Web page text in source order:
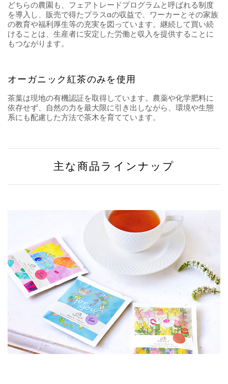
どちらの農園も、フェアトレードプログラムと呼ばれる制度
を導入し、販売で得たプラスαの収益で、ワーカーとその家族
の教育や福利厚生等の充実を図っています。継続して買い続
けることは、生産者に安定した労働と収入を提供することに
もつながります。
オーガニック紅茶のみを使用
茶葉は現地の有機認証を取得しています。農薬や化学肥料に
依存せず、自然の力を最大限に引き出しながら、環境や生態
系にも配慮した方法で茶木を育てています。
主な商品ラインナップ